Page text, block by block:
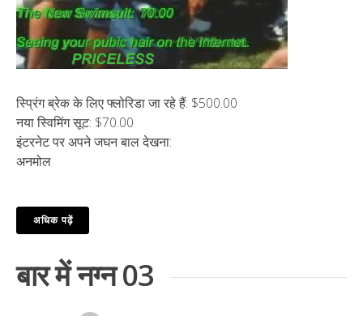
स्प्रिंग ब्रेक के लिए फ्लोरिडा जा रहे हैं: $500.00
नया स्विमिंग सूट: $70.00
इंटरनेट पर अपने जघन बाल देखना:
अनमोल
अधिक पढ़ें
बार में नग्न 03